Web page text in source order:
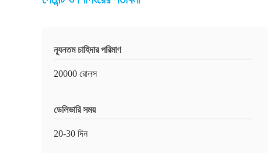
ন্যূনতম চাহিদার পরিমাণ
20000 রোলস
ডেলিভারি সময়
20-30 দিন